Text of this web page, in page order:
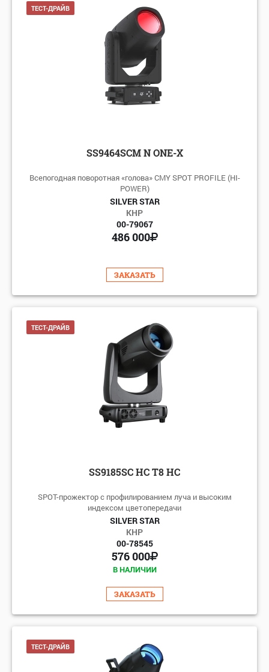
ТЕСТ-ДРАЙВ
SS9464SCM N ONE-X
Всепогодная поворотная «голова» CMY SPOT PROFILE (HI-
POWER)
SILVER STAR
КНР
00-79067
486 000
ЗАКАЗАТЬ
ТЕСТ-ДРАЙВ
SS9185SC HC T8 HC
SPOT-прожектор с профилированием луча и высоким
индексом цветопередачи
SILVER STAR
КНР
00-78545
576 000
В НАЛИЧИИ
ЗАКАЗАТЬ
ТЕСТ-ДРАЙВ